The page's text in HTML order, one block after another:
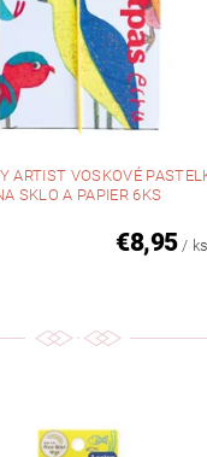
ARTIST VOSKOVÉ
SKLO A PAPIER 6KS
€8,95 / ks